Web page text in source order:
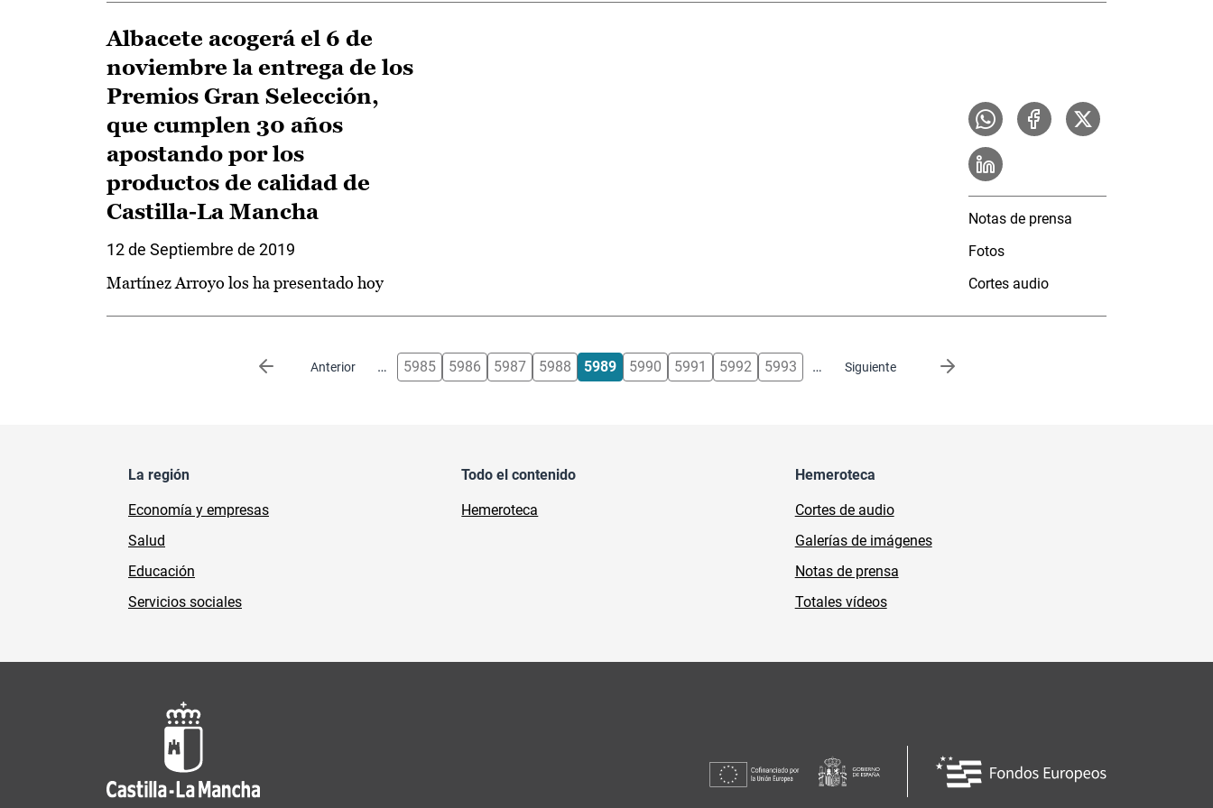
Albacete acogerá el 6 de
noviembre la entrega de los
Premios Gran Selección,
que cumplen 30 años
apostando por los
productos de calidad de
Castilla-La Mancha
12 de Septiembre de 2019
Martínez Arroyo los ha presentado hoy
Notas de prensa
Fotos
Cortes audio
Anterior
Página anterior … 5985 5986 5987 5988 5989 5990 5991 5992 5993 … Siguiente
Siguiente página
La región
Economía y empresas
Salud
Educación
Servicios sociales
Todo el contenido
Hemeroteca
Hemeroteca
Cortes de audio
Galerías de imágenes
Notas de prensa
Totales vídeos